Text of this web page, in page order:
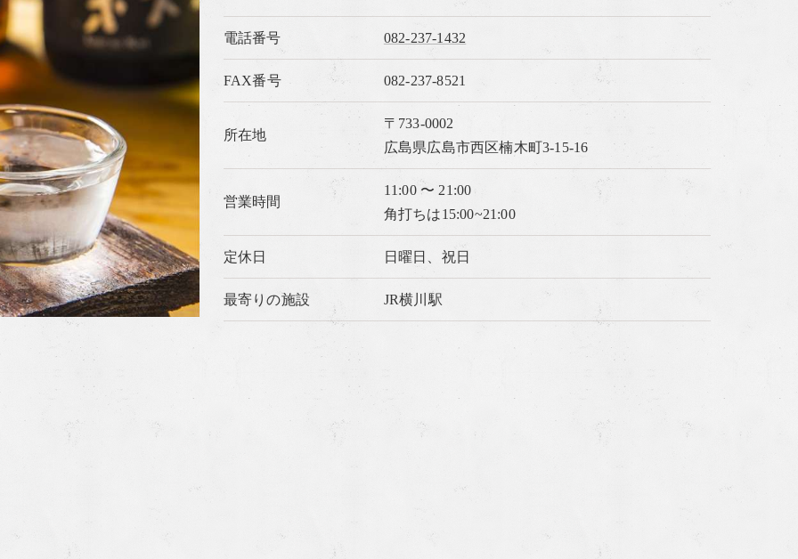
電話番号 082-237-1432
FAX番号 082-237-8521
所在地
〒733-0002
広島県広島市西区楠木町3-15-16
営業時間
11:00 〜 21:00
角打ちは15:00~21:00
定休日 日曜日、祝日
最寄りの施設 JR横川駅